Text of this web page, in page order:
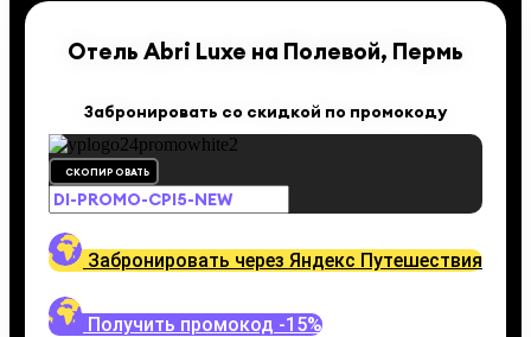
Отель Abri Luxe на Полевой, Пермь
Забронировать со скидкой по промокоду
СКОПИРОВАТЬ
Забронировать через Яндекс Путешествия
Получить промокод -15%